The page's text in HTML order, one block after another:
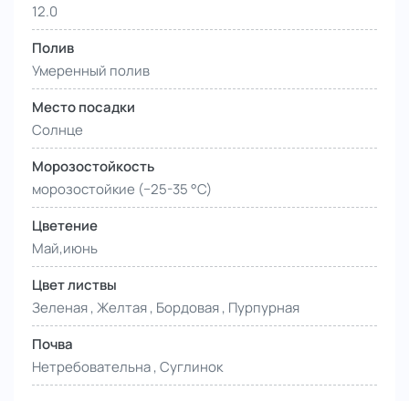
12.0
Полив
Умеренный полив
Место посадки
Солнце
Морозостойкость
морозостойкие (−25-35 °С)
Цветение
Май,июнь
Цвет листвы
Зеленая , Желтая , Бордовая , Пурпурная
Почва
Нетребовательна , Суглинок